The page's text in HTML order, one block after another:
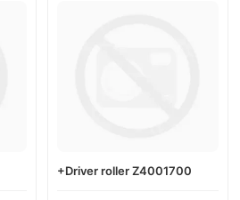
+Driver roller Z4001700